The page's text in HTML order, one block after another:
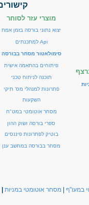
מוצרי עזר לסוחר
יצוא נתוני בורסה בזמן אמת
Api למתכנתים
סימולאטור מסחר בבורסה
פיתוחים בהתאמה אישית
תוכנה לניתוח טכני
פתרונות למנהלי מס' תיקי
השקעות
מסחר אוטומטי במט"ח
ספרי בורסה ושוק ההון
בוטיק לפתרונות פיננסים
מסחר בבורסה במחשב ענן
במעו"ף מסחר אוטומטי במניות